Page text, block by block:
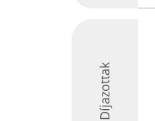
Díjazottak